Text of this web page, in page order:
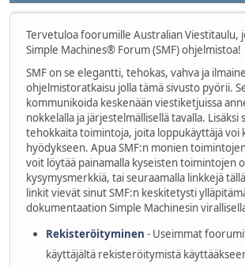
Tervetuloa foorumille Australian Viestitaulu,
Simple Machines® Forum (SMF) ohjelmistoa!
SMF on se elegantti, tehokas, vahva ja
ohjelmistoratkaisu jolla tämä sivusto pyörii.
kommunikoida keskenään viestiketjuissa
nokkelalla ja järjestelmällisellä tavalla. Lisäksi
tehokkaita toimintoja, joita loppukäyttäjä voi
hyödykseen. Apua SMF:n monien
voit löytää painamalla kyseisten toimintojen
kysymysmerkkiä, tai seuraamalla linkkejä
linkit vievät sinut SMF:n keskitetysti
dokumentaation Simple Machinesin
Rekisteröityminen - Useimmat
käyttäjältä rekisteröitymistä